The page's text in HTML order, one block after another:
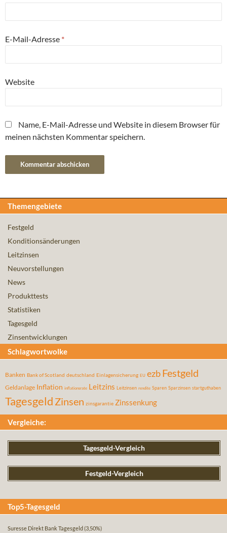
E-Mail-Adresse *
Website
Name, E-Mail-Adresse und Website in diesem Browser für
meinen nächsten Kommentar speichern.
Themengebiete
Festgeld
Konditionsänderungen
Leitzinsen
Neuvorstellungen
News
Produkttests
Statistiken
Tagesgeld
Zinsentwicklungen
Schlagwortwolke
Banken Bank of Scotland deutschland Einlagensicherung EU ezbFestgeld
Geldanlage Inflation inflationsrate Leitzins Leitzinsen rendite Sparen Sparzinsen startguthaben
Tagesgeld Zinsen zinsgarantie Zinssenkung
Vergleiche:
Tagesgeld-Vergleich
Festgeld-Vergleich
Top5-Tagesgeld
Suresse Direkt Bank Tagesgeld (3,50%)